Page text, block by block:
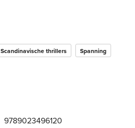
Scandinavische thrillers
Spanning
9789023496120